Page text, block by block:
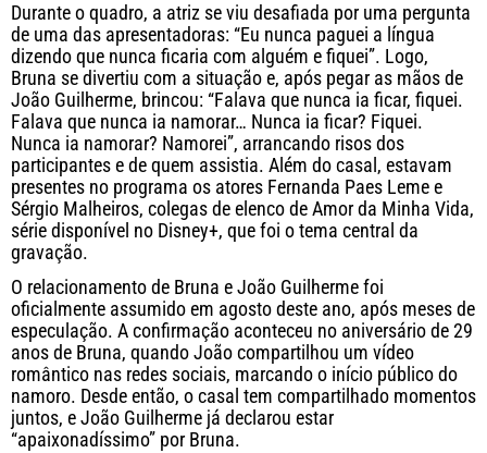
Durante o quadro, a atriz se viu desafiada por uma pergunta
de uma das apresentadoras: “Eu nunca paguei a língua
dizendo que nunca ficaria com alguém e fiquei”. Logo,
Bruna se divertiu com a situação e, após pegar as mãos de
João Guilherme, brincou: “Falava que nunca ia ficar, fiquei.
Falava que nunca ia namorar… Nunca ia ficar? Fiquei.
Nunca ia namorar? Namorei”, arrancando risos dos
participantes e de quem assistia. Além do casal, estavam
presentes no programa os atores Fernanda Paes Leme e
Sérgio Malheiros, colegas de elenco de Amor da Minha Vida,
série disponível no Disney+, que foi o tema central da
gravação.
O relacionamento de Bruna e João Guilherme foi
oficialmente assumido em agosto deste ano, após meses de
especulação. A confirmação aconteceu no aniversário de 29
anos de Bruna, quando João compartilhou um vídeo
romântico nas redes sociais, marcando o início público do
namoro. Desde então, o casal tem compartilhado momentos
juntos, e João Guilherme já declarou estar
“apaixonadíssimo” por Bruna.